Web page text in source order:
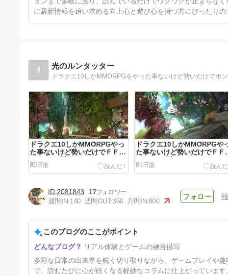
に最新情報を追い求める向上心と遊び心を持つ方にぴったりの
4 光のルンタッター
ドラクエ10しかMMORPGをやった事ないけど勢いだけでポ
ドラクエ10しかMMORPGやっ
た事ないけど勢いだけでＦＦ１
４をやる日記（523）
80日前
ドラクエ10しかMMORPGや
た事ないけど勢いだけでＦＦ
４をやる日記（522）
81日前
ドラクエ10しかMMORPGやっ
た事ないけど勢いだけでＦＦ１
3ヶ月前
2081843
17
週間IN:140 週間OUT:350 月間IN:800
このブログのここがポイント
リアル体験とゲームの融合描写
多彩な日常の出来事を鋭く切り取りながら、ゲームプレイや
で、読むたびに心が軽くなる軽妙なコラムに仕上がっていま